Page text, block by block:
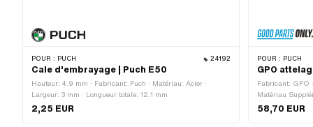
POUR : PUCH 24192
Cale d'embrayage | Puch E50
Hauteur: 4.9 mm · Fabricant: Puch · Matériau: Acier ·
Largeur: 3 mm · Longueur totale: 12.1 mm
2,25 EUR
POUR : PUCH
GPO
Fabricant: GPO
Matériau
intérieur: 12 mm
58,70 EUR